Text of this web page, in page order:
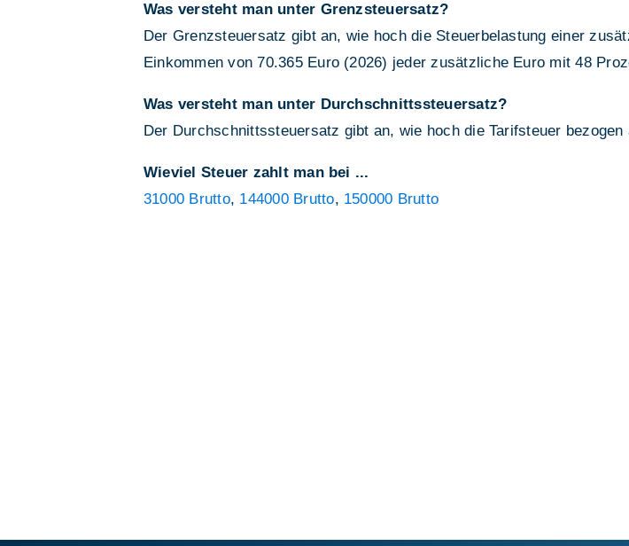
Was versteht man unter Grenzsteuersatz?
Der Grenzsteuersatz gibt an, wie hoch die Steuerbelastung einer
Einkommen von 70.365 Euro (2026) jeder zusätzliche Euro mit 48
Was versteht man unter Durchschnittssteuersatz?
Der Durchschnittssteuersatz gibt an, wie hoch die Tarifsteuer
Wieviel Steuer zahlt man bei ...
31000 Brutto, 144000 Brutto, 150000 Brutto